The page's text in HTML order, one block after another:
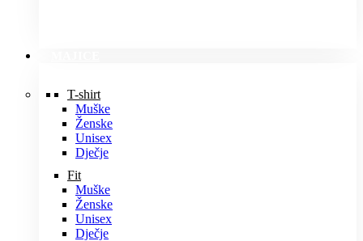
T-shirt
Muške
Ženske
Unisex
Dječje
Fit
Muške
Ženske
Unisex
Dječje